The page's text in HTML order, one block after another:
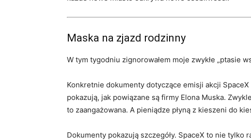
Maska na zjazd rodzinny
W tym tygodniu zignorowałem moje zwykłe „ptasie
Konkretnie dokumenty dotyczące emisji akcji SpaceX
pokazują, jak powiązane są firmy Elona Muska.
to zaangażowana. A pieniądze płyną z kieszeni do
Dokumenty pokazują szczegóły. SpaceX to nie tylko